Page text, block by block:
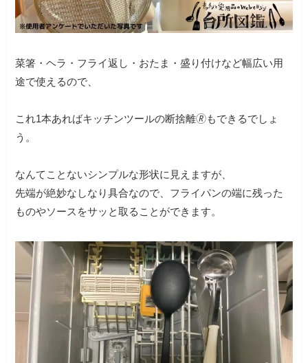
菜箸・ヘラ・フライ返し・おたま・盛り付けなど幅広い用
途で使えるので、
これ1本あればキッチンツールの断捨離🄬もできるでしょ
う。
なんてことないシンプルな形状に見えますが、
先端が絶妙なしなり具合なので、フライパンの端に残った
ものやソースをサッと取ることができます。